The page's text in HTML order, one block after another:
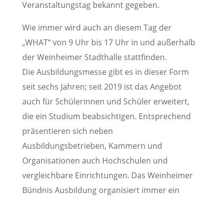
Veranstaltungstag bekannt gegeben.
Wie immer wird auch an diesem Tag der
„WHAT“ von 9 Uhr bis 17 Uhr in und außerhalb
der Weinheimer Stadthalle stattfinden.
Die Ausbildungsmesse gibt es in dieser Form
seit sechs Jahren; seit 2019 ist das Angebot
auch für Schülerinnen und Schüler erweitert,
die ein Studium beabsichtigen. Entsprechend
präsentieren sich neben
Ausbildungsbetrieben, Kammern und
Organisationen auch Hochschulen und
vergleichbare Einrichtungen. Das Weinheimer
Bündnis Ausbildung organisiert immer ein